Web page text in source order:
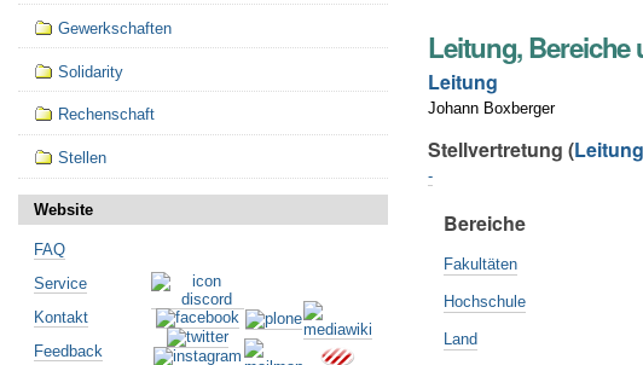
Leitung, Bereiche
Leitung
Johann Boxberger
Stellvertretung (
-
Bereiche
Fakultäten
Hochschule
Land
Gewerkschaften
Solidarity
Rechenschaft
Stellen
Website
FAQ
Service
Kontakt
Feedback